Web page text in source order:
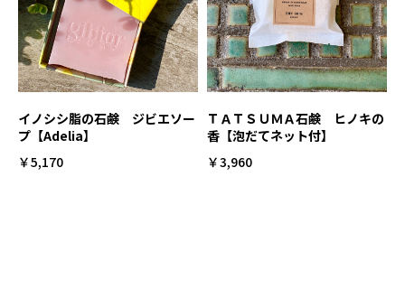
イノシシ脂の石鹸 ジビエソー
プ【Adelia】
￥5,170
ＴＡＴＳＵＭＡ石鹸 ヒノキの
香【泡だてネット付】
￥3,960